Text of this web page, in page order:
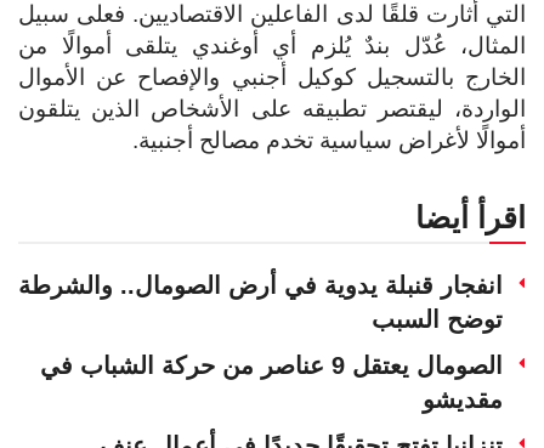
التي أثارت قلقًا لدى الفاعلين الاقتصاديين. فعلى سبيل
المثال، عُدّل بندٌ يُلزم أي أوغندي يتلقى أموالًا من
الخارج بالتسجيل كوكيل أجنبي والإفصاح عن الأموال
الواردة، ليقتصر تطبيقه على الأشخاص الذين يتلقون
أموالًا لأغراض سياسية تخدم مصالح أجنبية.
اقرأ أيضا
انفجار قنبلة يدوية في أرض الصومال.. والشرطة
توضح السبب
الصومال يعتقل 9 عناصر من حركة الشباب في
مقديشو